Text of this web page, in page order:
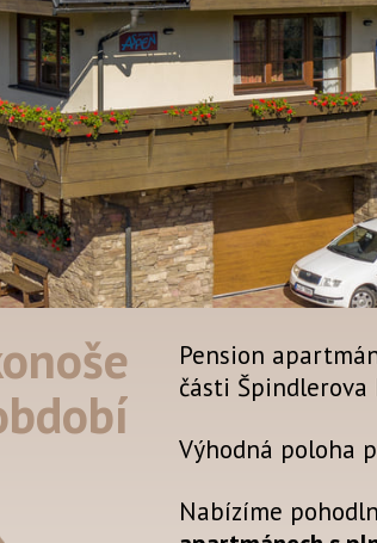
Pension
části
Výhodná poloha
Nabízíme